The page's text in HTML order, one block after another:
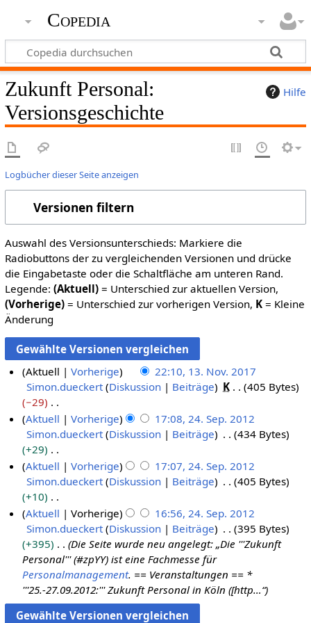
Copedia
Hilfe
Zukunft Personal:
Versionsgeschichte
Logbücher dieser Seite anzeigen
Versionen filtern
Auswahl des Versionsunterschieds: Markiere die
Radiobuttons der zu vergleichenden Versionen und drücke
die Eingabetaste oder die Schaltfläche am unteren Rand.
Legende: (Aktuell)= Unterschied zur aktuellen Version,
(Vorherige)= Unterschied zur vorherigen Version, K= Kleine
Änderung
v
b
Aktuell Vorherige
22:10, 13. Nov. 2017
Simon.dueckert Diskussion Beiträge K
405 Bytes
−29
K
e
i
n
e
B
e
a
r
b
e
i
t
u
p
Aktuell Vorherige
17:08, 24. Sep. 2012
Simon.dueckert Diskussion Beiträge
434 Bytes
+29
K
e
i
n
e
B
e
a
r
b
e
Aktuell Vorherige
17:07, 24. Sep. 2012
Simon.dueckert Diskussion Beiträge
405 Bytes
+10
K
e
i
n
e
B
e
a
Aktuell Vorherige
16:56, 24. Sep. 2012
Simon.dueckert Diskussion Beiträge
395 Bytes
+395
Die Seite wurde neu angelegt: „Die '''Zukunft
Personal''' (#zpYY) ist eine Fachmesse für
Personalmanagement. == Veranstaltungen == *
'''25.-27.09.2012:''' Zukunft Personal in Köln ([http…“